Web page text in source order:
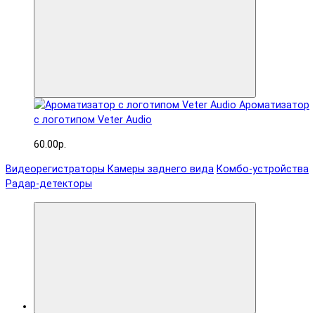
Ароматизатор
с логотипом Veter Audio
60.00р.
Видеорегистраторы Камеры заднего вида Комбо-устройства
Радар-детекторы